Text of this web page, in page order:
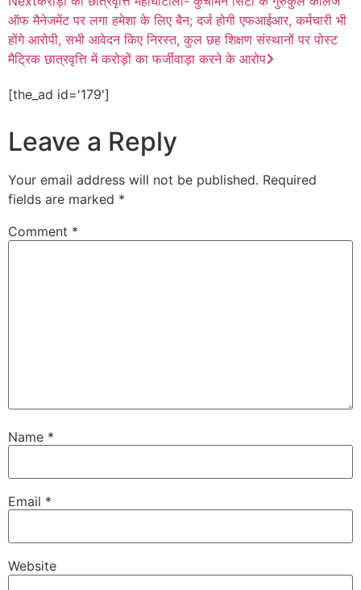
ऑफ मैनेजमेंट पर लगा हमेशा के लिए बैन; दर्ज होगी एफआईआर, कर्मचारी भी
होंगे आरोपी, सभी आवेदन किए निरस्त, कुल छह शिक्षण संस्थानों पर पोस्ट
मैट्रिक छात्रवृत्ति में करोड़ों का फर्जीवाड़ा करने के आरोप
[the_ad id='179']
Leave a Reply
Your email address will not be published. Required
fields are marked *
Comment *
Name *
Email *
Website